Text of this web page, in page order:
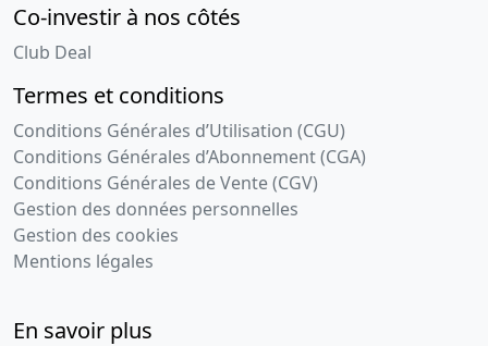
Co-investir à nos côtés
Club Deal
Termes et conditions
Conditions Générales d’Utilisation (CGU)
Conditions Générales d’Abonnement (CGA)
Conditions Générales de Vente (CGV)
Gestion des données personnelles
Gestion des cookies
Mentions légales
En savoir plus